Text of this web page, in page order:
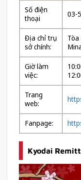
Số điện
thoại
03-
Địa chỉ trụ
sở chính:
Giờ làm
việc:
Trang
web:
Fanpage:
Kyodai